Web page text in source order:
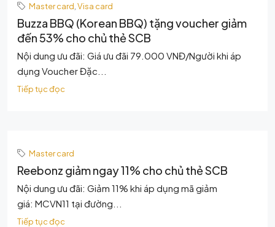
Master card Visa card
Buzza BBQ (Korean BBQ) tặng voucher giảm
đến 53% cho chủ thẻ SCB
Nội dung ưu đãi: Giá ưu đãi 79.000 VNĐ/Người khi áp
dụng Voucher Đặc...
Tiếp tục đọc
Master card
Reebonz giảm ngay 11% cho chủ thẻ SCB
Nội dung ưu đãi: Giảm 11% khi áp dụng mã giảm
giá: MCVN11 tại đường...
Tiếp tục đọc